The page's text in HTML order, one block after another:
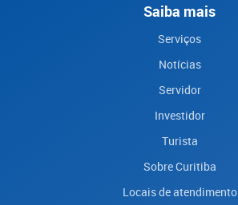
Saiba mais
Serviços
Notícias
Servidor
Investidor
Turista
Sobre Curitiba
Locais de atendimento